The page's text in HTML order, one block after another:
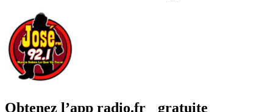
Obtenez l’app radio.fr gratuite